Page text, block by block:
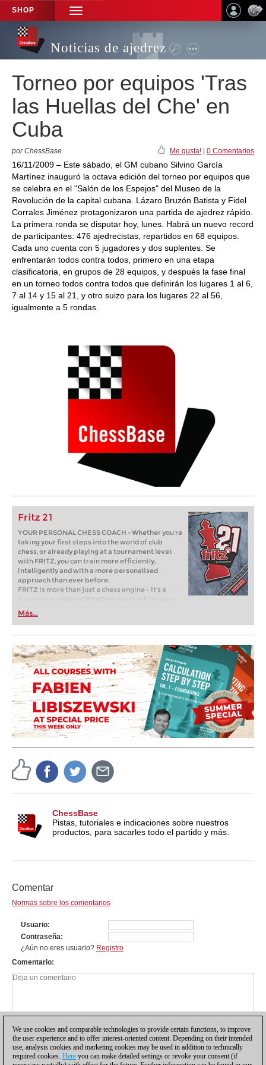
SHOP
TOGGLE
NAVIGATION
Noticias de ajedrez
Torneo por equipos 'Tras
las Huellas del Che' en
Cuba
por ChessBase Me gusta! 0 Comentarios
16/11/2009 – Este sábado, el GM cubano Silvino García
Martínez inauguró la octava edición del torneo por equipos que
se celebra en el "Salón de los Espejos" del Museo de la
Revolución de la capital cubana. Lázaro Bruzón Batista y Fidel
Corrales Jiménez protagonizaron una partida de ajedrez rápido.
La primera ronda se disputar hoy, lunes. Habrá un nuevo record
de participantes: 476 ajedrecistas, repartidos en 68 equipos.
Cada uno cuenta con 5 jugadores y dos suplentes. Se
enfrentarán todos contra todos, primero en una etapa
clasificatoria, en grupos de 28 equipos, y después la fase final
en un torneo todos contra todos que definirán los lugares 1 al 6,
7 al 14 y 15 al 21, y otro suizo para los lugares 22 al 56,
igualmente a 5 rondas.
Fritz 21
YOUR PERSONAL CHESS COACH - Whether you’re
taking your first steps into the world of club
chess, or already playing at a tournament level:
with FRITZ, you can train more efficiently,
intelligently and with a more personalised
approach than ever before.
FRITZ is more than just a chess engine – it’s a
training revolution! Whether you’re taking your
first steps into the world of club chess, or already
playing at a tournament level: with FRITZ, you can
train more efficiently, intelligently and with a
more personalised approach than ever before.
Más...
ChessBase
Pistas, tutoriales e indicaciones sobre nuestros
productos, para sacarles todo el partido y más.
Comentar
Normas sobre los comentarios
Usuario
Contraseña
¿Aún no eres usuario? Registro
Comentario
We use cookies and comparable technologies to provide certain functions, to improve
the user experience and to offer interest-oriented content. Depending on their intended
use, analysis cookies and marketing cookies may be used in addition to technically
required cookies. Here you can make detailed settings or revoke your consent (if